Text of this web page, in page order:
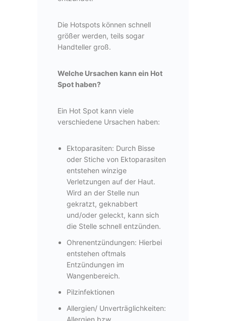
Die Hotspots können schnell
größer werden, teils sogar
Handteller groß.
Welche Ursachen kann ein Hot
Spot haben?
Ein Hot Spot kann viele
verschiedene Ursachen haben:
Ektoparasiten: Durch Bisse
oder Stiche von Ektoparasiten
entstehen winzige
Verletzungen auf der Haut.
Wird an der Stelle nun
gekratzt, geknabbert
und/oder geleckt, kann sich
die Stelle schnell entzünden.
Ohrenentzündungen: Hierbei
entstehen oftmals
Entzündungen im
Wangenbereich.
Pilzinfektionen
Allergien/ Unverträglichkeiten:
Allergien bzw.